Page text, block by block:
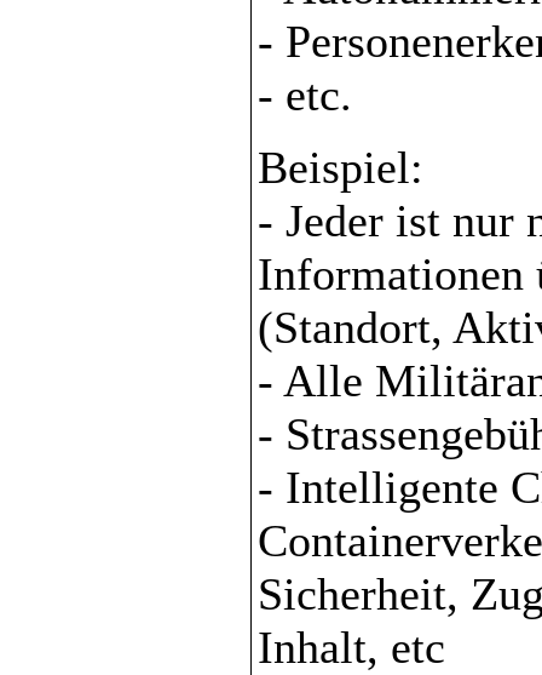
-
- etc.
Beispiel:
- Jeder ist nur
Informationen
(Standort,
- Alle
-
- Intelligente
Sicherheit,
Inhalt, etc